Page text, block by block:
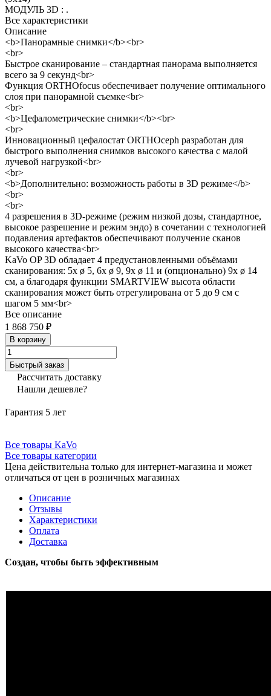
МОДУЛЬ 3D : .
Все характеристики
Описание
<b>Панорамные снимки</b><br>
<br>
Быстрое сканирование – стандартная панорама выполняется
всего за 9 секунд<br>
Функция ORTHOfocus обеспечивает получение оптимального
слоя при панорамной съемке<br>
<br>
<b>Цефалометрические снимки</b><br>
<br>
Инновационный цефалостат ORTHOceph разработан для
быстрого выполнения снимков высокого качества с малой
лучевой нагрузкой<br>
<br>
<b>Дополнительно: возможность работы в 3D режиме</b>
<br>
<br>
4 разрешения в 3D-режиме (режим низкой дозы, стандартное,
высокое разрешение и режим эндо) в сочетании с технологией
подавления артефактов обеспечивают получение сканов
высокого качества<br>
KaVo OP 3D обладает 4 предустановленными объёмами
сканирования: 5x ø 5, 6x ø 9, 9x ø 11 и (опционально) 9x ø 14
см, а благодаря функции SMARTVIEW высота области
сканирования может быть отрегулирована от 5 до 9 см с
шагом 5 мм<br>
Все описание
1 868 750 ₽
В корзину
Быстрый заказ
Рассчитать доставку
Нашли дешевле?
Гарантия 5 лет
Все товары KaVo
Все товары категории
Цена действительна только для интернет-магазина и может
отличаться от цен в розничных магазинах
Описание
Отзывы
Характеристики
Оплата
Доставка
Создан, чтобы быть эффективным